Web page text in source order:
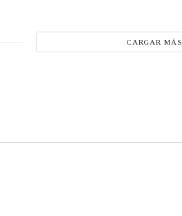
CARGAR MÁS